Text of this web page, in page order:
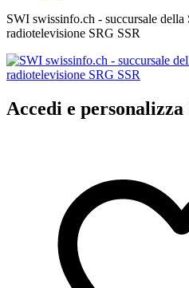
SWI swissinfo.ch - succursale della
radiotelevisione SRG SSR
Accedi e personalizza